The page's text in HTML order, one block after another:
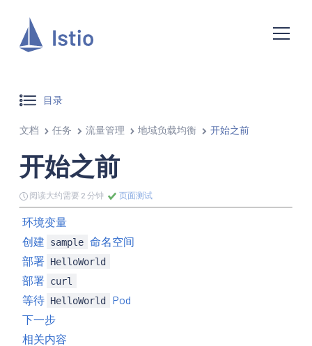
目录
文档 任务 流量管理 地域负载均衡 开始之前
开始之前
阅读大约需要 2 分钟 页面测试
环境变量
创建
sample 命名空间
部署 HelloWorld
部署 curl
等待 HelloWorld
Pod
下一步
相关内容